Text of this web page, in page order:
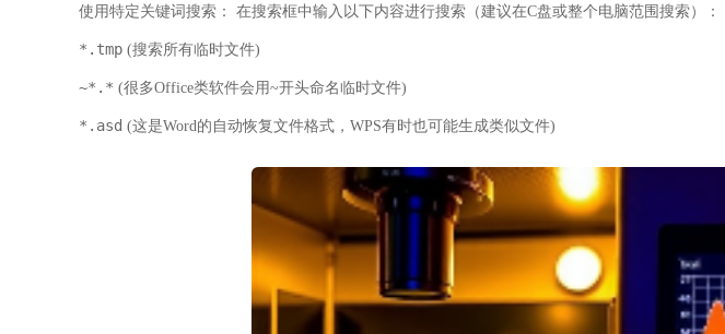
使用特定关键词搜索： 在搜索框中输入以下内容进行搜索（建议在C盘或整个电脑范围搜索）：
*.tmp (搜索所有临时文件)
~*.* (很多Office类软件会用~开头命名临时文件)
*.asd (这是Word的自动恢复文件格式，WPS有时也可能生成类似文件)